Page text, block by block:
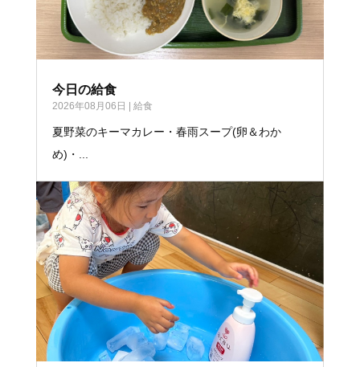
今日の給食
2026年08月06日 給食
夏野菜のキーマカレー・春雨スープ(卵＆わか
め)・...